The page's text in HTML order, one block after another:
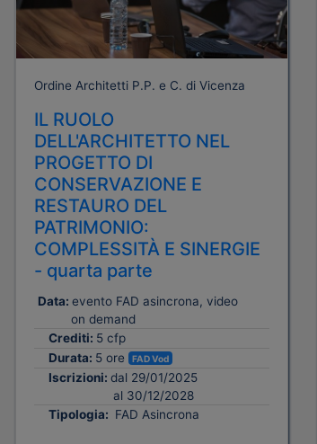
Ordine Architetti P.P. e C. di Vicenza
IL RUOLO
DELL'ARCHITETTO NEL
PROGETTO DI
CONSERVAZIONE E
RESTAURO DEL
PATRIMONIO:
COMPLESSITÀ E SINERGIE
- quarta parte
Data: evento FAD asincrona, video
on demand
Crediti: 5 cfp
Durata: 5 ore FAD Vod
Iscrizioni: dal 29/01/2025
al 30/12/2028
Tipologia: FAD Asincrona